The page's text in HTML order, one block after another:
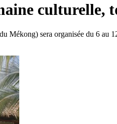
culturelle,
Mékong) sera organisée du 6